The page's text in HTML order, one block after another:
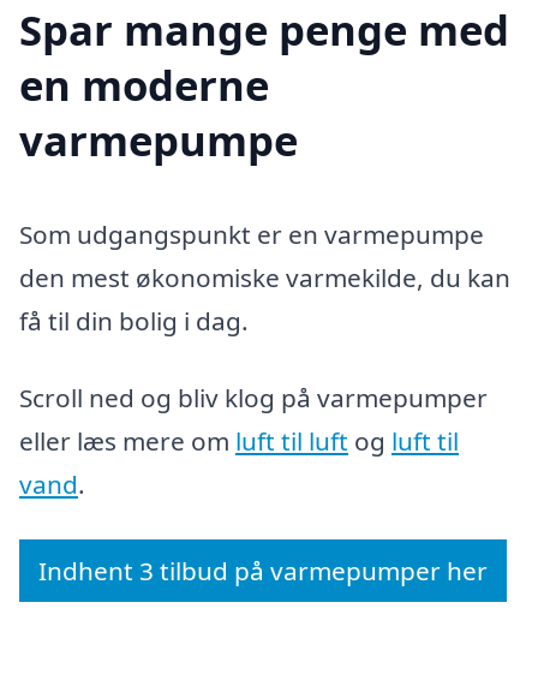
Spar mange penge med
en moderne
varmepumpe
Som udgangspunkt er en varmepumpe
den mest økonomiske varmekilde, du kan
få til din bolig i dag.
Scroll ned og bliv klog på varmepumper
eller læs mere om luft til luft og luft til
vand.
Indhent 3 tilbud på varmepumper her